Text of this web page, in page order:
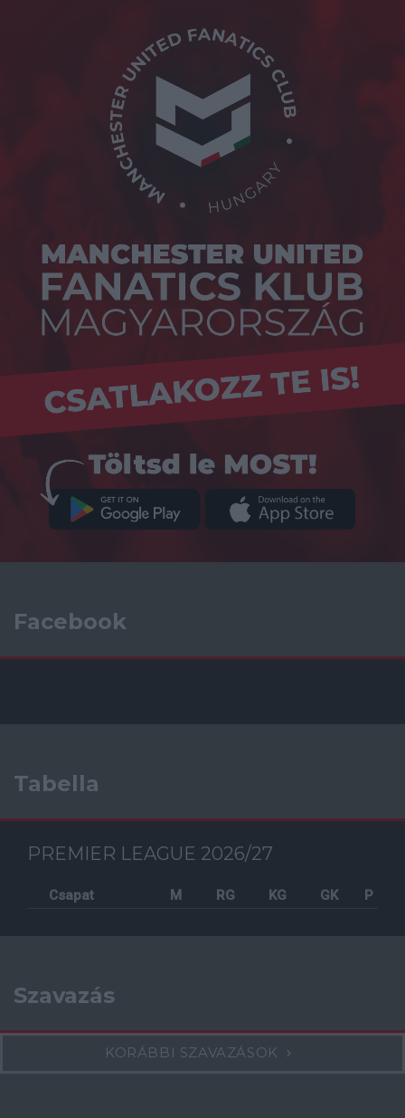
Facebook
Tabella
PREMIER LEAGUE 2026/27
Csapat M RG KG GK P
Szavazás
KORÁBBI SZAVAZÁSOK